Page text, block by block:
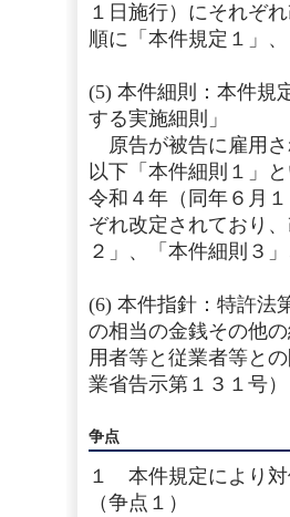
１日施行）にそれぞ
順に「本件規定１」
(5) 本件細則：本件規
する実施細則」
原告が被告に雇用さ
以下「本件細則１」
令和４年（同年６月
ぞれ改定されており
２」、「本件細則３
(6) 本件指針：特許法
の相当の金銭その他
用者等と従業者等と
業省告示第１３１号）
争点
１ 本件規定により対
（争点１）